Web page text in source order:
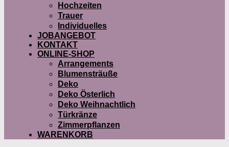
Hochzeiten
Trauer
Individuelles
JOBANGEBOT
KONTAKT
ONLINE-SHOP
Arrangements
Blumensträuße
Deko
Deko Österlich
Deko Weihnachtlich
Türkränze
Zimmerpflanzen
WARENKORB